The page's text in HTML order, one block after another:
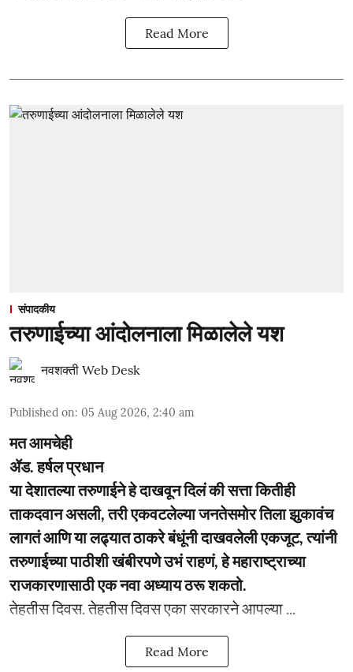
Read More
संपादकीय
तरुणाईच्या आंदोलनाला मिळालेले यश
नवशक्ती Web Desk
Published on: 05 Aug 2026, 2:40 am
मत आमचेही
ॲड. हर्षल प्रधान
या देशातल्या तरुणाईने हे दाखवून दिलं की सत्ता कितीही
ताकदवान असली, तरी एकवटलेल्या जनतेसमोर तिला झुकावंच
लागतं आणि या लढ्यात ठाकरे बंधूंनी दाखवलेली एकजूट, त्यांनी
तरुणाईच्या पाठीशी खंबीरपणे उभं राहणं, हे महाराष्ट्राच्या
राजकारणासाठी एक नवा अध्याय ठरू शकतो.
­­तेहतीस दिवस. तेहतीस दिवस एका सरकारने आपल्या ...
Read More